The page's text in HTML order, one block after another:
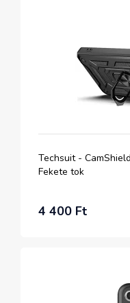
Techsuit -
Fekete tok
4 400 Ft